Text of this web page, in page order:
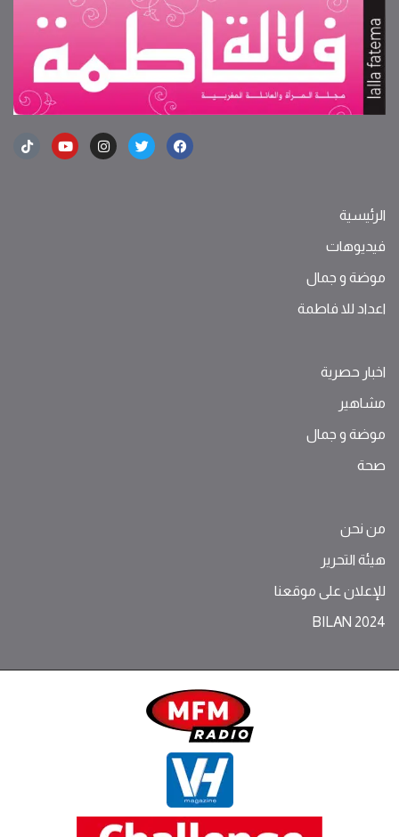
الرئيسية
فيديوهات
موضة ‫و‬ ‫‬‫جمال‬
اعداد للا فاطمة
اخبار حصرية
مشاهير
موضة ‫و‬ ‫‬‫جمال‬
صحة
من نحن
هيئة التحرير
للإعلان على موقعنا
BILAN 2024